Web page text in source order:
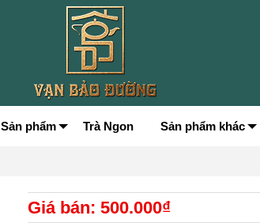
Sản phẩm Trà Ngon Sản phẩm khác
Giá bán: 500.000₫